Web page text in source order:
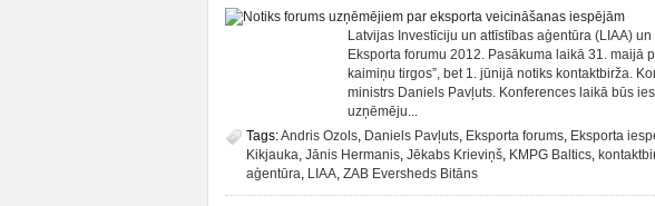
Latvijas Investīciju un attīstības aģentūra (LIAA)
Eksporta forumu 2012. Pasākuma laikā 31. maijā
kaimiņu tirgos”, bet 1. jūnijā notiks kontaktbirža.
ministrs Daniels Pavļuts. Konferences laikā būs
uzņēmēju...
Tags:Andris Ozols, Daniels Pavļuts, Eksporta forums, Eksporta
Kikjauka, Jānis Hermanis, Jēkabs Krieviņš, KMPG Baltics,
aģentūra, LIAA, ZAB Eversheds Bitāns